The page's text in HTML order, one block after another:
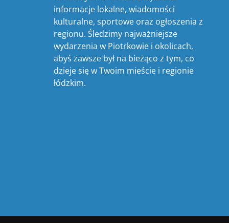
informacje lokalne, wiadomości
kulturalne, sportowe oraz ogłoszenia z
regionu. Śledzimy najważniejsze
wydarzenia w Piotrkowie i okolicach,
abyś zawsze był na bieżąco z tym, co
dzieje się w Twoim mieście i regionie
łódzkim.